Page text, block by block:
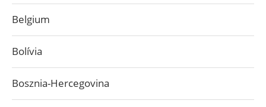
Belgium
Bolívia
Bosznia-Hercegovina